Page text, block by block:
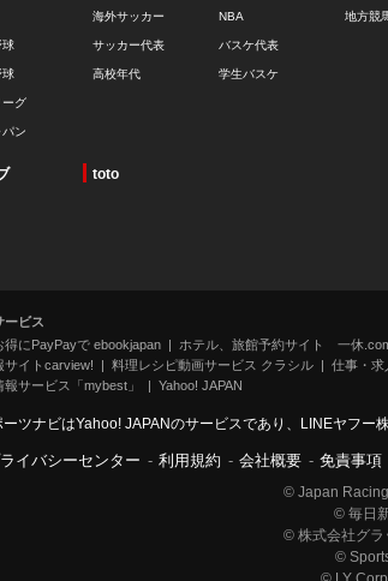
球
球
ーグ
ン
海外サッカー
サッカー代表
高校年代
NBA
バスケ代表
学生バスケ
地方競
toto
ービス
得にPayPayで ebookjapan
ホテル、旅館予約サイト 一休
サイトcarview!
料理レシピ動画サービス クラシル 仕事・求
報サービス「mybest」
Yahoo! JAPAN
ーツナビはYahoo! JAPANのサービスであり、LINEヤフー
イバシーセンター - 利用規約 - 会社概要 - 免責事項
© Japan
© 毎日
© 株式会社グラ
©